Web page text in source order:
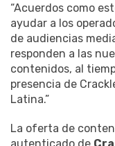
“Acuerdos como
ayudar a los
de audiencias
responden a las
contenidos, al
presencia de
Latina.”
La oferta de
autenticado de